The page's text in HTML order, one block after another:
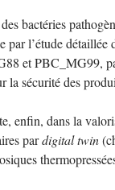
bactéries
l’étude détaillée
et PBC_MG99,
la sécurité des
enfin, dans la
pardigital twin